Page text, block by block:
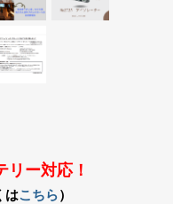
リー対応！
はこちら）